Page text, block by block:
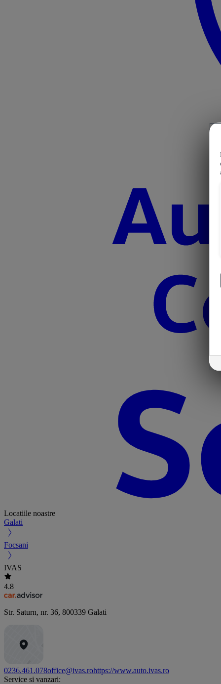
Locatiile noastre
Galati
Focsani
IVAS
4.8
Str. Saturn, nr. 36, 800339 Galati
0236.461.078office@ivas.rohttps://www.auto.ivas.ro
Service si vanzari: